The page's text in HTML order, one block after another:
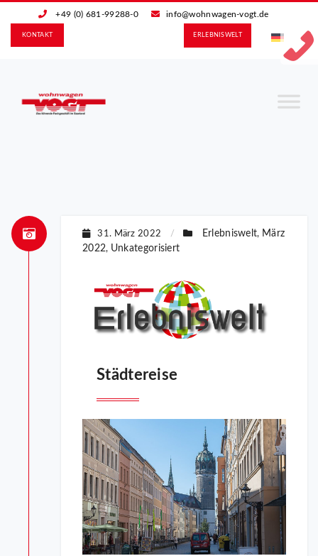
+49 (0) 681-99288-0 info@wohnwagen-vogt.de
ERLEBNIS­WELT
KONTAKT
31. März 2022 / Erlebniswelt, März
2022, Unkategorisiert
Städtereise